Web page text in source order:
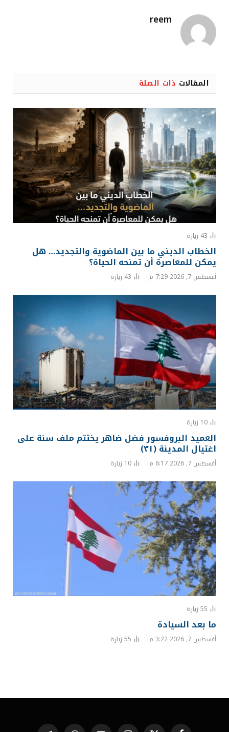
reem
المقالات ذات الصلة
43 زيارة
الخطاب الديني ما بين الماضوية والتجديد… هل
يمكن للمعاصرة أن تمنحه الحياة؟
أغسطس 7, 2026 7:29 م 43 زيارة
10 زيارة
العميد البروفسور فضل ضاهر يختتم ملف سنة على
اغتيال المدينة (٣١)
أغسطس 7, 2026 6:17 م 10 زيارة
55 زيارة
ما بعد السيادة
أغسطس 7, 2026 3:22 م 55 زيارة